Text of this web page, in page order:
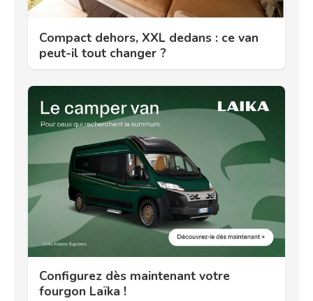
Compact dehors, XXL dedans : ce van
peut-il tout changer ?
Configurez dès maintenant votre
fourgon Laïka !